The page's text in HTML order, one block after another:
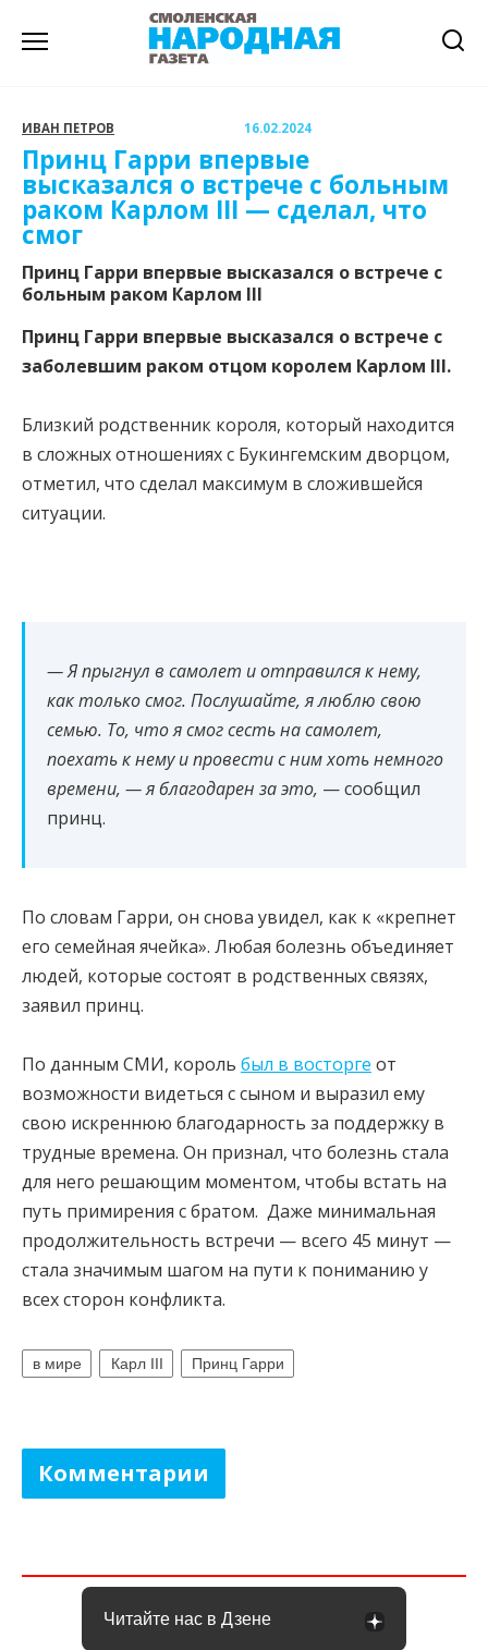
ИВАН ПЕТРОВ 16.02.2024
Принц Гарри впервые
высказался о встрече с больным
раком Карлом III — сделал, что
смог
Принц Гарри впервые высказался о встрече с
больным раком Карлом III
Принц Гарри впервые высказался о встрече с
заболевшим раком отцом королем Карлом III.
Близкий родственник короля, который находится
в сложных отношениях с Букингемским дворцом,
отметил, что сделал максимум в сложившейся
ситуации.
— Я прыгнул в самолет и отправился к нему,
как только смог. Послушайте, я люблю свою
семью. То, что я смог сесть на самолет,
поехать к нему и провести с ним хоть немного
времени, — я благодарен за это, — сообщил
принц.
По словам Гарри, он снова увидел, как к «крепнет
его семейная ячейка». Любая болезнь объединяет
людей, которые состоят в родственных связях,
заявил принц.
По данным СМИ, король был в восторге от
возможности видеться с сыном и выразил ему
свою искреннюю благодарность за поддержку в
трудные времена. Он признал, что болезнь стала
для него решающим моментом, чтобы встать на
путь примирения с братом. Даже минимальная
продолжительность встречи — всего 45 минут —
стала значимым шагом на пути к пониманию у
всех сторон конфликта.
в мире Карл III Принц Гарри
Комментарии
Читайте нас в Дзене